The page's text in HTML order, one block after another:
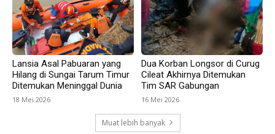
Lansia Asal Pabuaran yang
Hilang di Sungai Tarum Timur
Ditemukan Meninggal Dunia
18 Mei 2026
Dua Korban Longsor di Curug
Cileat Akhirnya Ditemukan
Tim SAR Gabungan
16 Mei 2026
Muat lebih banyak